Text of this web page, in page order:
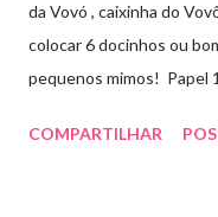
da Vovó , caixinha do
colocar 6 docinhos ou
pequenos mimos! Papel
entre em contato
COMPARTILHAR